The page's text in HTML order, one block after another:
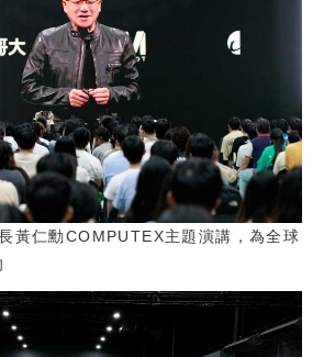
黃仁勳COMPUTEX主題演講，為全球